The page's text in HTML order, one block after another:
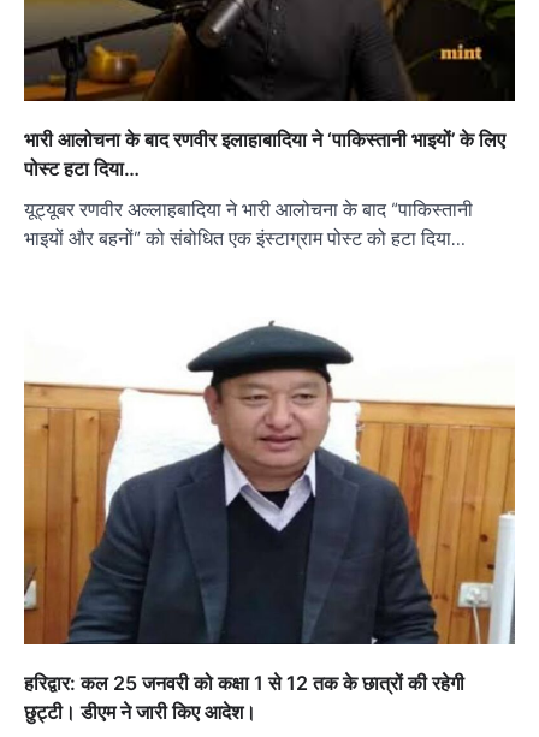
भारी आलोचना के बाद रणवीर इलाहाबादिया ने ‘पाकिस्तानी भाइयों’ के लिए
पोस्ट हटा दिया…
यूट्यूबर रणवीर अल्लाहबादिया ने भारी आलोचना के बाद “पाकिस्तानी
भाइयों और बहनों” को संबोधित एक इंस्टाग्राम पोस्ट को हटा दिया…
हरिद्वार: कल 25 जनवरी को कक्षा 1 से 12 तक के छात्रों की रहेगी
छुट्टी। डीएम ने जारी किए आदेश।